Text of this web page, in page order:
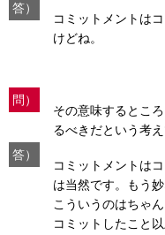
答）
コミットメントは
けどね。
問）
その意味するとこ
るべきだという考え
答）
コミットメントは
は当然です。もう
こういうのはちゃ
コミットしたこと